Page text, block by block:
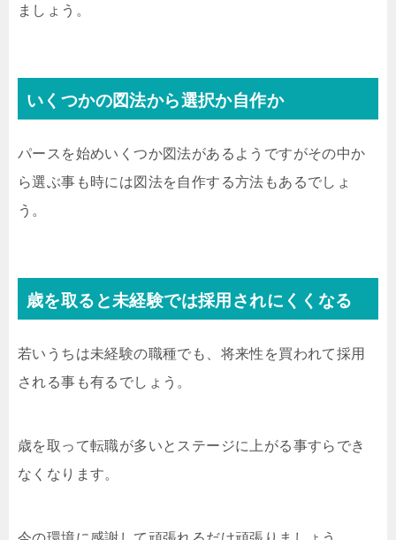
ましょう。
いくつかの図法から選択か自作か
パースを始めいくつか図法があるようですがその中か
ら選ぶ事も時には図法を自作する方法もあるでしょ
う。
歳を取ると未経験では採用されにくくなる
若いうちは未経験の職種でも、将来性を買われて採用
される事も有るでしょう。
歳を取って転職が多いとステージに上がる事すらでき
なくなります。